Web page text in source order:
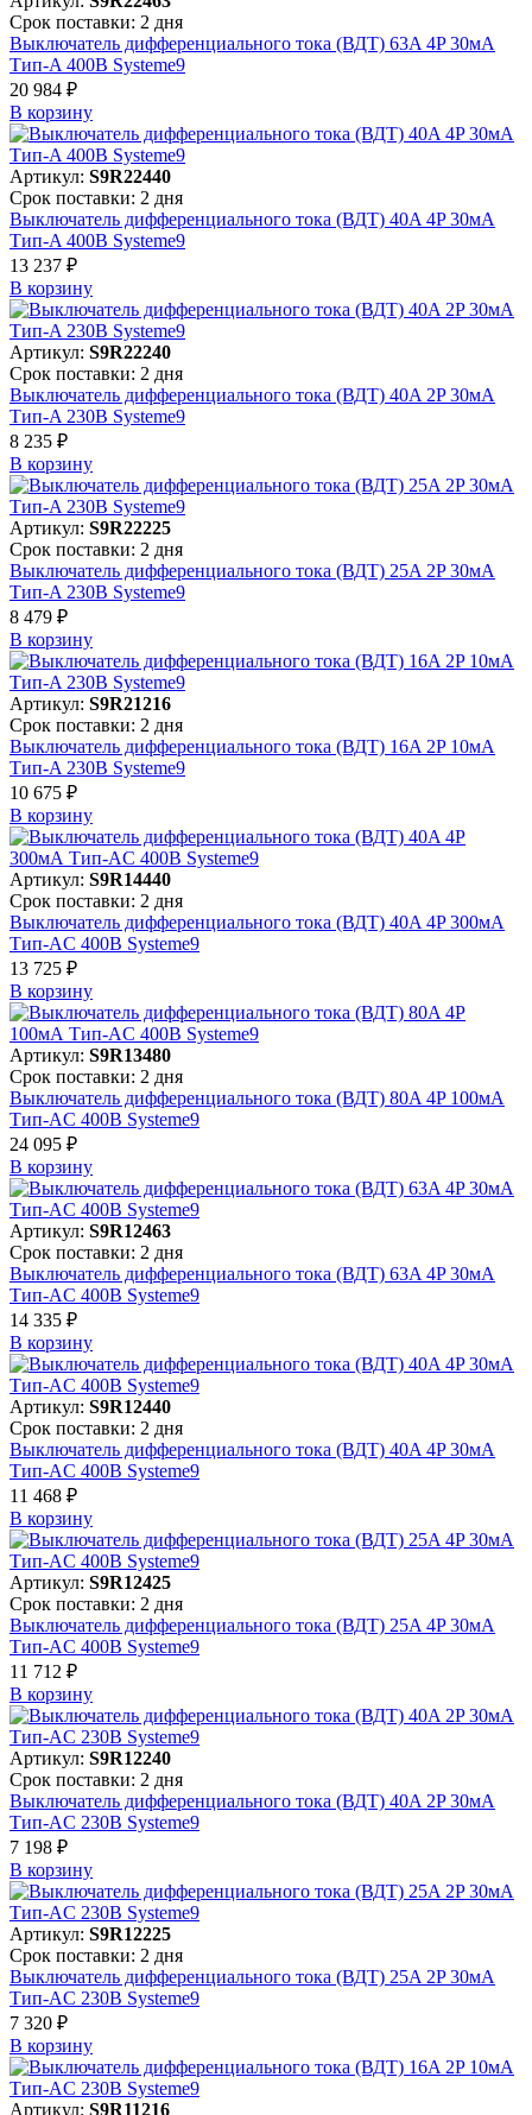
Срок поставки: 2 дня
Выключатель дифференциального тока (ВДТ) 63A 4P 30мА
Тип-A 400В Systeme9
20 984 ₽
В корзинy
Артикул: S9R22440
Срок поставки: 2 дня
Выключатель дифференциального тока (ВДТ) 40A 4P 30мА
Тип-A 400В Systeme9
13 237 ₽
В корзинy
Артикул: S9R22240
Срок поставки: 2 дня
Выключатель дифференциального тока (ВДТ) 40A 2P 30мА
Тип-A 230В Systeme9
8 235 ₽
В корзинy
Артикул: S9R22225
Срок поставки: 2 дня
Выключатель дифференциального тока (ВДТ) 25A 2P 30мА
Тип-A 230В Systeme9
8 479 ₽
В корзинy
Артикул: S9R21216
Срок поставки: 2 дня
Выключатель дифференциального тока (ВДТ) 16A 2P 10мА
Тип-A 230В Systeme9
10 675 ₽
В корзинy
Артикул: S9R14440
Срок поставки: 2 дня
Выключатель дифференциального тока (ВДТ) 40A 4P 300мА
Тип-AC 400В Systeme9
13 725 ₽
В корзинy
Артикул: S9R13480
Срок поставки: 2 дня
Выключатель дифференциального тока (ВДТ) 80A 4P 100мА
Тип-AC 400В Systeme9
24 095 ₽
В корзинy
Артикул: S9R12463
Срок поставки: 2 дня
Выключатель дифференциального тока (ВДТ) 63A 4P 30мА
Тип-AC 400В Systeme9
14 335 ₽
В корзинy
Артикул: S9R12440
Срок поставки: 2 дня
Выключатель дифференциального тока (ВДТ) 40A 4P 30мА
Тип-AC 400В Systeme9
11 468 ₽
В корзинy
Артикул: S9R12425
Срок поставки: 2 дня
Выключатель дифференциального тока (ВДТ) 25A 4P 30мА
Тип-AC 400В Systeme9
11 712 ₽
В корзинy
Артикул: S9R12240
Срок поставки: 2 дня
Выключатель дифференциального тока (ВДТ) 40A 2P 30мА
Тип-AC 230В Systeme9
7 198 ₽
В корзинy
Артикул: S9R12225
Срок поставки: 2 дня
Выключатель дифференциального тока (ВДТ) 25A 2P 30мА
Тип-AC 230В Systeme9
7 320 ₽
В корзинy
Артикул: S9R11216